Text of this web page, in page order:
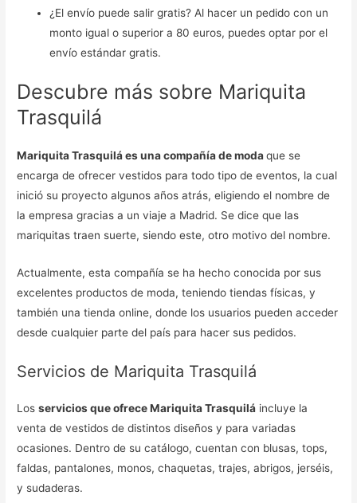
¿El envío puede salir gratis? Al hacer un pedido con un
monto igual o superior a 80 euros, puedes optar por el
envío estándar gratis.
Descubre más sobre Mariquita
Trasquilá
Mariquita Trasquilá es una compañía de modaque se
encarga de ofrecer vestidos para todo tipo de eventos, la cual
inició su proyecto algunos años atrás, eligiendo el nombre de
la empresa gracias a un viaje a Madrid. Se dice que las
mariquitas traen suerte, siendo este, otro motivo del nombre.
Actualmente, esta compañía se ha hecho conocida por sus
excelentes productos de moda, teniendo tiendas físicas, y
también una tienda online, donde los usuarios pueden acceder
desde cualquier parte del país para hacer sus pedidos.
Servicios de Mariquita Trasquilá
Losservicios que ofrece Mariquita Trasquilá incluye la
venta de vestidos de distintos diseños y para variadas
ocasiones. Dentro de su catálogo, cuentan con blusas, tops,
faldas, pantalones, monos, chaquetas, trajes, abrigos, jerséis,
y sudaderas.